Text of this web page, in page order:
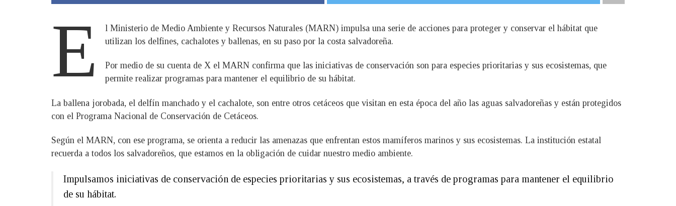
E
l Ministerio de Medio Ambiente y Recursos Naturales (MARN) impulsa una serie de acciones para proteger y conservar el hábitat que
utilizan los delfines, cachalotes y ballenas, en su paso por la costa salvadoreña.
Por medio de su cuenta de X el MARN confirma que las iniciativas de conservación son para especies prioritarias y sus ecosistemas, que
permite realizar programas para mantener el equilibrio de su hábitat.
La ballena jorobada, el delfín manchado y el cachalote, son entre otros cetáceos que visitan en esta época del año las aguas salvadoreñas y están protegidos
con el Programa Nacional de Conservación de Cetáceos.
Según el MARN, con ese programa, se orienta a reducir las amenazas que enfrentan estos mamíferos marinos y sus ecosistemas. La institución estatal
recuerda a todos los salvadoreños, que estamos en la obligación de cuidar nuestro medio ambiente.
Impulsamos iniciativas de conservación de especies prioritarias y sus ecosistemas, a través de programas para mantener el equilibrio
de su hábitat.